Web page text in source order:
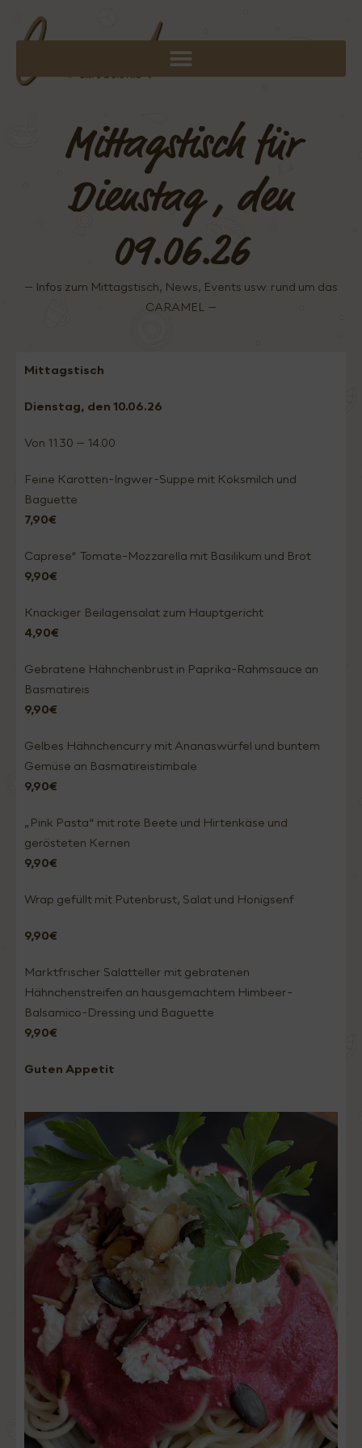
Mittagstisch für
Dienstag , den
09.06.26
– Infos zum Mittagstisch, News, Events usw. rund um das
CARAMEL –
Mittagstisch
Dienstag, den 10.06.26
Von 11.30 – 14.00
Feine Karotten-Ingwer-Suppe mit Koksmilch und
Baguette
7,90€
Caprese“ Tomate-Mozzarella mit Basilikum und Brot
9,90€
Knackiger Beilagensalat zum Hauptgericht
4,90€
Gebratene Hähnchenbrust in Paprika-Rahmsauce an
Basmatireis
9,90€
Gelbes Hähnchencurry mit Ananaswürfel und buntem
Gemüse an Basmatireistimbale
9,90€
„Pink Pasta“ mit rote Beete und Hirtenkäse und
gerösteten Kernen
9,90€
Wrap gefüllt mit Putenbrust, Salat und Honigsenf
9,90€
Marktfrischer Salatteller mit gebratenen
Hähnchenstreifen an hausgemachtem Himbeer-
Balsamico-Dressing und Baguette
9,90€
Guten Appetit